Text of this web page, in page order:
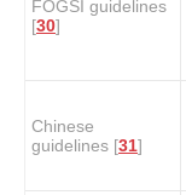
FOGSI guidelines
[30]
Chinese
guidelines [31]